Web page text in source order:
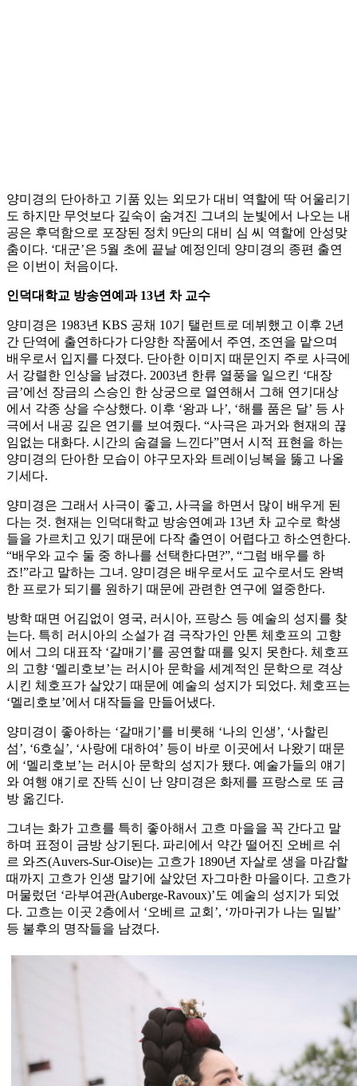
양미경의 단아하고 기품 있는 외모가 대비 역할에 딱 어울리기
도 하지만 무엇보다 깊숙이 숨겨진 그녀의 눈빛에서 나오는 내
공은 후덕함으로 포장된 정치 9단의 대비 심 씨 역할에 안성맞
춤이다. ‘대군’은 5월 초에 끝날 예정인데 양미경의 종편 출연
은 이번이 처음이다.
인덕대학교 방송연예과 13년 차 교수
양미경은 1983년 KBS 공채 10기 탤런트로 데뷔했고 이후 2년
간 단역에 출연하다가 다양한 작품에서 주연, 조연을 맡으며
배우로서 입지를 다졌다. 단아한 이미지 때문인지 주로 사극에
서 강렬한 인상을 남겼다. 2003년 한류 열풍을 일으킨 ‘대장
금’에선 장금의 스승인 한 상궁으로 열연해서 그해 연기대상
에서 각종 상을 수상했다. 이후 ‘왕과 나’, ‘해를 품은 달’ 등 사
극에서 내공 깊은 연기를 보여줬다. “사극은 과거와 현재의 끊
임없는 대화다. 시간의 숨결을 느낀다”면서 시적 표현을 하는
양미경의 단아한 모습이 야구모자와 트레이닝복을 뚫고 나올
기세다.
양미경은 그래서 사극이 좋고, 사극을 하면서 많이 배우게 된
다는 것. 현재는 인덕대학교 방송연예과 13년 차 교수로 학생
들을 가르치고 있기 때문에 다작 출연이 어렵다고 하소연한다.
“배우와 교수 둘 중 하나를 선택한다면?”, “그럼 배우를 하
죠!”라고 말하는 그녀. 양미경은 배우로서도 교수로서도 완벽
한 프로가 되기를 원하기 때문에 관련한 연구에 열중한다.
방학 때면 어김없이 영국, 러시아, 프랑스 등 예술의 성지를 찾
는다. 특히 러시아의 소설가 겸 극작가인 안톤 체호프의 고향
에서 그의 대표작 ‘갈매기’를 공연할 때를 잊지 못한다. 체호프
의 고향 ‘멜리호보’는 러시아 문학을 세계적인 문학으로 격상
시킨 체호프가 살았기 때문에 예술의 성지가 되었다. 체호프는
‘멜리호보’에서 대작들을 만들어냈다.
양미경이 좋아하는 ‘갈매기’를 비롯해 ‘나의 인생’, ‘사할린
섬’, ‘6호실’, ‘사랑에 대하여’ 등이 바로 이곳에서 나왔기 때문
에 ‘멜리호보’는 러시아 문학의 성지가 됐다. 예술가들의 얘기
와 여행 얘기로 잔뜩 신이 난 양미경은 화제를 프랑스로 또 금
방 옮긴다.
그녀는 화가 고흐를 특히 좋아해서 고흐 마을을 꼭 간다고 말
하며 표정이 금방 상기된다. 파리에서 약간 떨어진 오베르 쉬
르 와즈(Auvers-Sur-Oise)는 고흐가 1890년 자살로 생을 마감할
때까지 고흐가 인생 말기에 살았던 자그마한 마을이다. 고흐가
머물렀던 ‘라부여관(Auberge-Ravoux)’도 예술의 성지가 되었
다. 고흐는 이곳 2층에서 ‘오베르 교회’, ‘까마귀가 나는 밀밭’
등 불후의 명작들을 남겼다.